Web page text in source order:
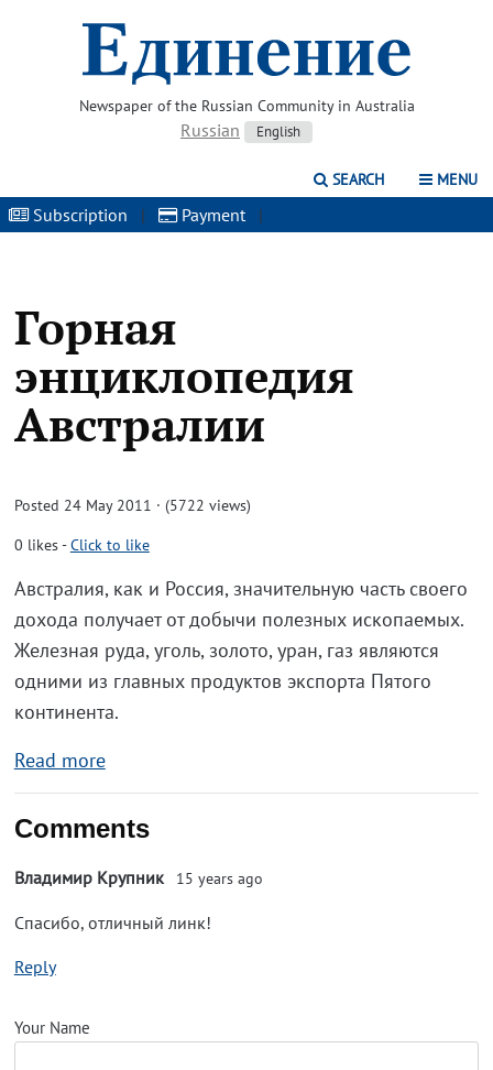
Newspaper of the Russian Community in Australia
Russian English
SEARCH MENU
Subscription | Payment |
Горная
энциклопедия
Австралии
Posted 24 May 2011 · (5722 views)
0 likes-Click to like
Австралия, как и Россия, значительную часть своего
дохода получает от добычи полезных ископаемых.
Железная руда, уголь, золото, уран, газ являются
одними из главных продуктов экспорта Пятого
континента.
Read more
Comments
Владимир Крупник 15 years ago
Спасибо, отличный линк!
Reply
Your Name